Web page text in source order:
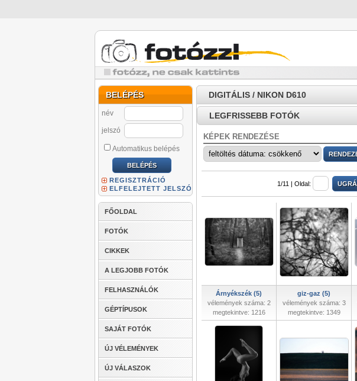
BELÉPÉS
név
jelszó
Automatikus belépés
REGISZTRÁCIÓ
ELFELEJTETT JELSZÓ
FŐOLDAL
FOTÓK
CIKKEK
A LEGJOBB FOTÓK
FELHASZNÁLÓK
GÉPTÍPUSOK
SAJÁT FOTÓK
ÚJ VÉLEMÉNYEK
ÚJ VÁLASZOK
DIGITÁLIS / NIKON D610
LEGFRISSEBB FOTÓK
KÉPEK RENDEZÉSE
1/11 | Oldal:
Árnyékszék (5)
vélemények száma: 2
megtekintve: 1216
giz-gaz (5)
vélemények száma: 3
megtekintve: 1349